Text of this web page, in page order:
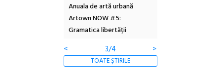
Anuala de artă urbană
Artown NOW #5:
Gramatica libertății
<
4/4 >
TOATE ȘTIRILE